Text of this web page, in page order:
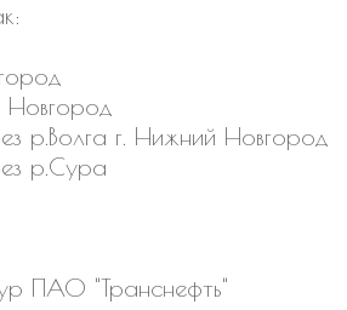
Новгород
р.Волга г. Нижний Новгород
р.Сура
ПАО "Транснефть"